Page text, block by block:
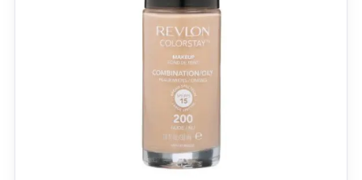
นะ จะอุดหนุนเรื่อยๆค่ะ"